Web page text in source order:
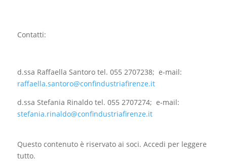
Contatti:
d.ssa Raffaella Santoro tel. 055 2707238; e-mail:
raffaella.santoro@confindustriafirenze.it
d.ssa Stefania Rinaldo tel. 055 2707274; e-mail:
stefania.rinaldo@confindustriafirenze.it
Questo contenuto è riservato ai soci. Accedi per leggere
tutto.